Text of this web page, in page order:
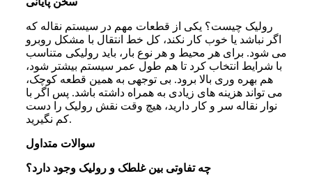
رولیک چیست؟ یکی از قطعات مهم در سیستم نقاله که
اگر نباشد یا خوب کار نکند، کل خط انتقال با مشکل روبرو
می شود. برای هر محیط و هر نوع بار، باید رولیکی متناسب
با شرایط انتخاب کرد تا هم طول عمر سیستم بیشتر شود،
هم بهره وری بالا برود. بی توجهی به همین قطعه کوچک،
می تواند هزینه های زیادی به همراه داشته باشد. پس اگر با
نوار نقاله سر و کار دارید، هیچ وقت نقش رولیک را دست
کم نگیرید.
سوالات متداول
چه تفاوتی بین غلطک و رولیک وجود دارد؟